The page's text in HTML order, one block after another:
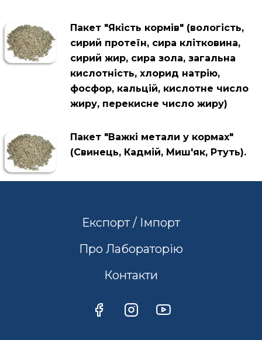
Пакет "Якість кормів" (вологість,
сирий протеїн, сира клітковина,
сирий жир, сира зола, загальна
кислотність, хлорид натрію,
фосфор, кальцій, кислотне число
жиру, перекисне число жиру)
Пакет "Важкі метали у кормах"
(Свинець, Кадмій, Миш'як, Ртуть).
Експорт / Імпорт
Про Лабораторію
Контакти